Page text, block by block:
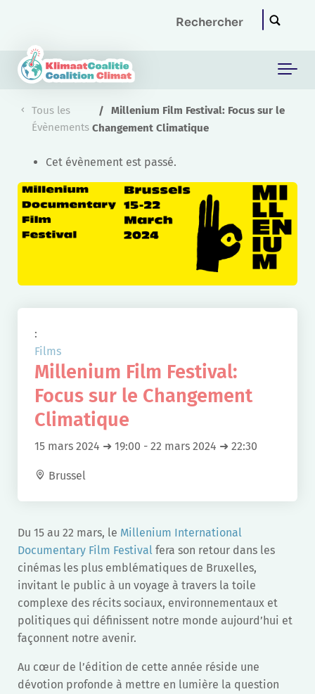
Tous les
Évènements
Millenium Film Festival: Focus sur le
Changement Climatique
Cet évènement est passé.
:
Films
Millenium Film Festival:
Focus sur le Changement
Climatique
15 mars 2024 ➜ 19:00 - 22 mars 2024 ➜ 22:30
Brussel
Du 15 au 22 mars, le Millenium International
Documentary Film Festival fera son retour dans les
cinémas les plus emblématiques de Bruxelles,
invitant le public à un voyage à travers la toile
complexe des récits sociaux, environnementaux et
politiques qui définissent notre monde aujourd’hui et
façonnent notre avenir.
Au cœur de l’édition de cette année réside une
dévotion profonde à mettre en lumière la question